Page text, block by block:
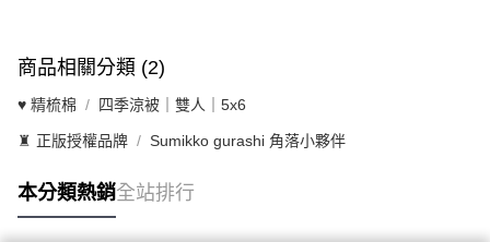
商品相關分類 (2)
♥ 精梳棉 四季涼被｜雙人｜5x6
♜ 正版授權品牌 Sumikko gurashi 角落小夥伴
本分類熱銷全站排行